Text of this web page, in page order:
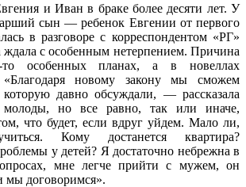
и Иван в браке более десяти лет. У
сын — ребенок Евгении от первого
в разговоре с корреспондентом «РГ»
с особенным нетерпением. Причина
особенных планах, а в новеллах
«Благодаря новому закону мы сможем
давно обсуждали, — рассказала
но все равно, так или иначе,
что будет, если вдруг уйдем. Мало ли,
Кому достанется квартира?
у детей? Я достаточно небрежна в
мне легче прийти с мужем, он
мы договоримся».